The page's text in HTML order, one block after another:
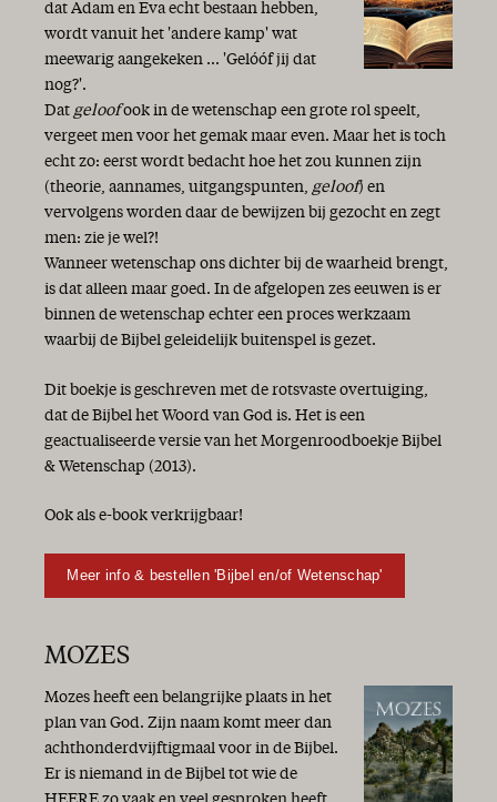
dat Adam en Eva echt bestaan hebben,
wordt vanuit het 'andere kamp' wat
meewarig aangekeken ... 'Gelóóf jij dat
nog?'.
Dat geloofook in de wetenschap een grote rol speelt,
vergeet men voor het gemak maar even. Maar het is toch
echt zo: eerst wordt bedacht hoe het zou kunnen zijn
(theorie, aannames, uitgangspunten, geloof) en
vervolgens worden daar de bewijzen bij gezocht en zegt
men: zie je wel?!
Wanneer wetenschap ons dichter bij de waarheid brengt,
is dat alleen maar goed. In de afgelopen zes eeuwen is er
binnen de wetenschap echter een proces werkzaam
waarbij de Bijbel geleidelijk buitenspel is gezet.
Dit boekje is geschreven met de rotsvaste overtuiging,
dat de Bijbel het Woord van God is. Het is een
geactualiseerde versie van het Morgenroodboekje Bijbel
& Wetenschap (2013).
Ook als e-book verkrijgbaar!
Meer info & bestellen 'Bijbel en/of Wetenschap'
MOZES
Mozes heeft een belangrijke plaats in het
plan van God. Zijn naam komt meer dan
achthonderdvijftigmaal voor in de Bijbel.
Er is niemand in de Bijbel tot wie de